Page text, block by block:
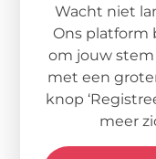
Wacht niet
Ons platform
om jouw
met een
knop
meer